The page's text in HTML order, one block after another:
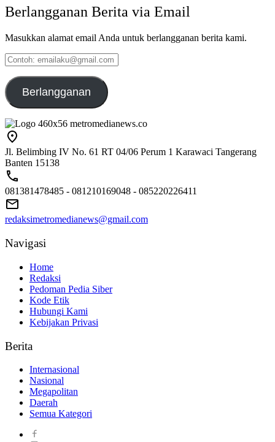
Berlangganan Berita via Email
Masukkan alamat email Anda untuk berlangganan berita kami.
Contoh:
emailaku@gmail.com
Berlangganan
Jl. Belimbing IV No. 61 RT 04/06 Perum 1 Karawaci Tangerang
Banten 15138
081381478485 - 081210169048 - 085220226411
redaksimetromedianews@gmail.com
Navigasi
Home
Redaksi
Pedoman Pedia Siber
Kode Etik
Hubungi Kami
Kebijakan Privasi
Berita
Internasional
Nasional
Megapolitan
Daerah
Semua Kategori